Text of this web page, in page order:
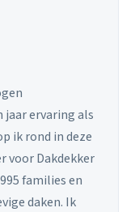
jaar ervaring als
ik rond in deze
voor Dakdekker
families en
daken. Ik